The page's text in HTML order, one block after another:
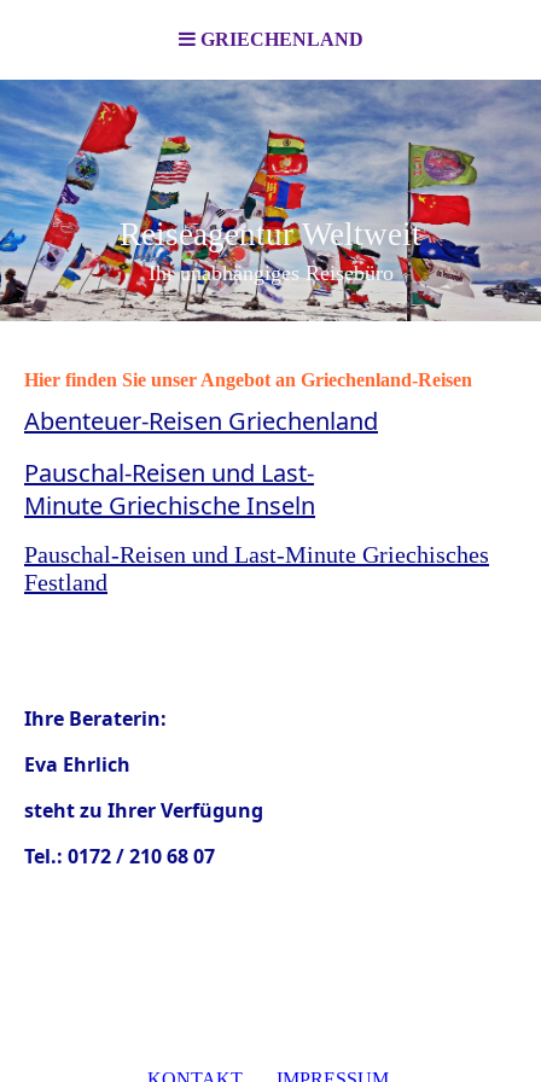
GRIECHENLAND
Reiseagentur Weltweit
Ihr unabhängiges Reisebüro
Hier finden Sie unser Angebot an Griechenland-Reisen
Abenteuer-Reisen Griechenland
Pauschal-Reisen und Last-
Minute Griechische Inseln
Pauschal-Reisen und Last-Minute Griechisches
Festland
Ihre Beraterin:
Eva Ehrlich
steht zu Ihrer Verfügung
Tel.: 0172 / 210 68 07